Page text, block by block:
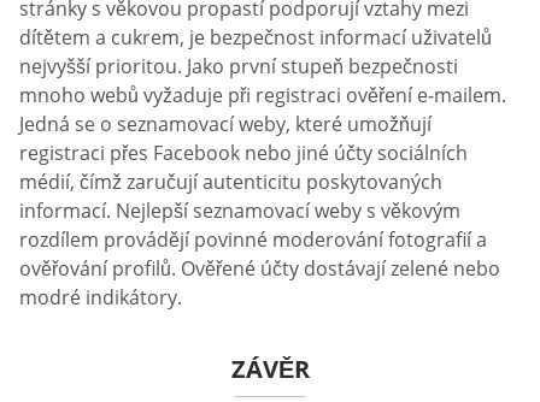
stránky s věkovou propastí podporují vztahy mezi
dítětem a cukrem, je bezpečnost informací uživatelů
nejvyšší prioritou. Jako první stupeň bezpečnosti
mnoho webů vyžaduje při registraci ověření e-mailem.
Jedná se o seznamovací weby, které umožňují
registraci přes Facebook nebo jiné účty sociálních
médií, čímž zaručují autenticitu poskytovaných
informací. Nejlepší seznamovací weby s věkovým
rozdílem provádějí povinné moderování fotografií a
ověřování profilů. Ověřené účty dostávají zelené nebo
modré indikátory.
ZÁVĚR